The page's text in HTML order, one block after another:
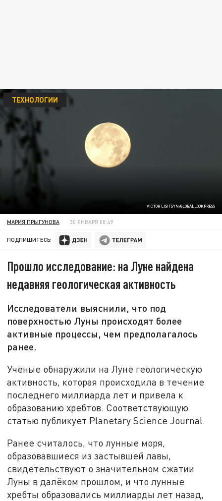
VICTOR LISITSYN/GLOBALLOOKPRESS
ТЕХНОЛОГИИ
МАРИЯ ПРЫГУНОВА 30 ЯНВАРЯ 00:49
ПОДПИШИТЕСЬ:
Прошло исследование: на Луне найдена
недавняя геологическая активность
Исследователи выяснили, что под
поверхностью Луны происходят более
активные процессы, чем предполагалось
ранее.
Учёные обнаружили на Луне геологическую
активность, которая происходила в течение
последнего миллиарда лет и привела к
образованию хребтов. Соответствующую
статью публикует Planetary Science Journal.
Ранее считалось, что лунные моря,
образовавшиеся из застывшей лавы,
свидетельствуют о значительном сжатии
Луны в далёком прошлом, и что лунные
хребты образовались миллиарды лет назад,